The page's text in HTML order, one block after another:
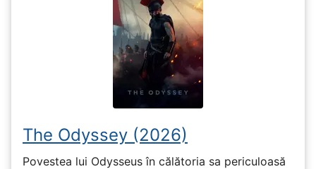
The Odyssey (2026)
Povestea lui Odysseus în călătoria sa periculoasă